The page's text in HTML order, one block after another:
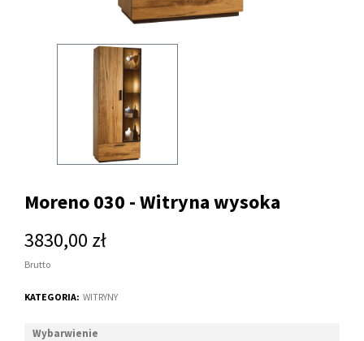
Moreno 030 - Witryna wysoka
3830,00 zł
Brutto
KATEGORIA: WITRYNY
Wybarwienie